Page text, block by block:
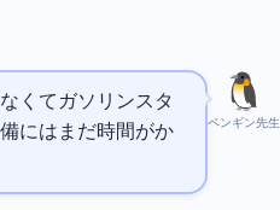
ペンギン先生
なくてガソリンスタ
にはまだ時間がか